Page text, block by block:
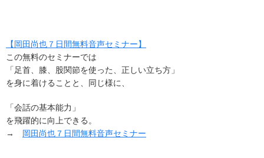
【岡田尚也７日間無料音声セミナー】
この無料のセミナーでは
「足首、膝、股関節を使った、正しい立ち方」
を身に着けることと、同じ様に、
「会話の基本能力」
を飛躍的に向上できる。
→
岡田尚也７日間無料音声セミナー